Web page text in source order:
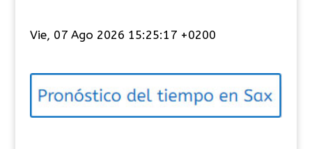
e
o
í
Vie, 07 Ago 2026 15:25:17 +0200